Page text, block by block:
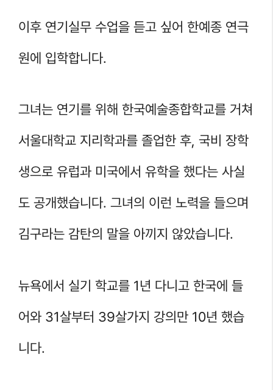
이후 연기실무 수업을 듣고 싶어 한예종 연극
원에 입학합니다.
그녀는 연기를 위해 한국예술종합학교를 거쳐
서울대학교 지리학과를 졸업한 후, 국비 장학
생으로 유럽과 미국에서 유학을 했다는 사실
도 공개했습니다. 그녀의 이런 노력을 들으며
김구라는 감탄의 말을 아끼지 않았습니다.
뉴욕에서 실기 학교를 1년 다니고 한국에 들
어와 31살부터 39살가지 강의만 10년 했습
니다.